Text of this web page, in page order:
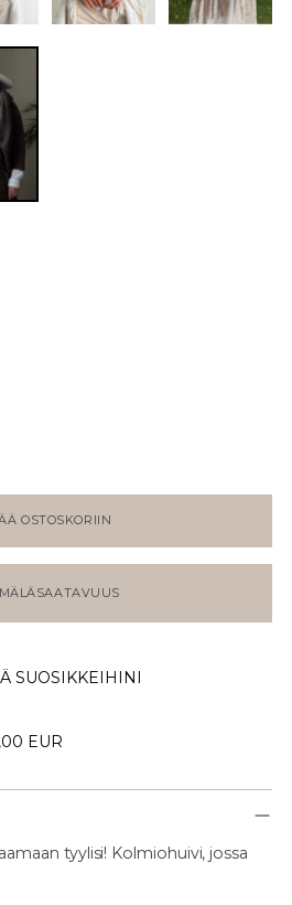
OSTOSKORIIN
SUOSIKKEIHINI
EUR
tyylisi! Kolmiohuivi, jossa